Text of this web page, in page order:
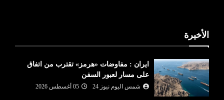
الأخيرة
ايران : مفاوضات «هرمز» تقترب من اتفاق
على مسار لعبور السفن
شمس اليوم نيوز 24 05 أغسطس 2026